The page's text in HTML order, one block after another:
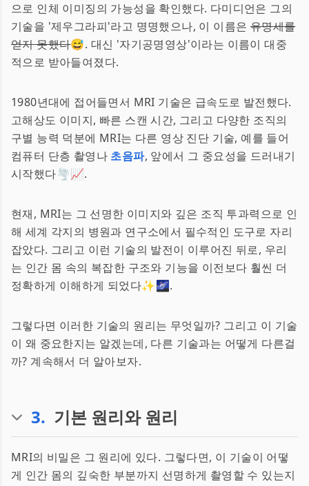
으로 인체 이미징의 가능성을 확인했다. 다미디언은 그의
기술을 '제우그라피'라고 명명했으나, 이 이름은유명세를
얻지 못했다😅. 대신 '자기공명영상'이라는 이름이 대중
적으로 받아들여졌다.
1980년대에 접어들면서 MRI 기술은 급속도로 발전했다.
고해상도 이미지, 빠른 스캔 시간, 그리고 다양한 조직의
구별 능력 덕분에 MRI는 다른 영상 진단 기술, 예를 들어
컴퓨터 단층 촬영나 초음파, 앞에서 그 중요성을 드러내기
시작했다🌪️📈.
현재, MRI는 그 선명한 이미지와 깊은 조직 투과력으로 인
해 세계 각지의 병원과 연구소에서 필수적인 도구로 자리
잡았다. 그리고 이런 기술의 발전이 이루어진 뒤로, 우리
는 인간 몸 속의 복잡한 구조와 기능을 이전보다 훨씬 더
정확하게 이해하게 되었다✨🌌.
그렇다면 이러한 기술의 원리는 무엇일까? 그리고 이 기술
이 왜 중요한지는 알겠는데, 다른 기술과는 어떻게 다른걸
까? 계속해서 더 알아보자.
3. 기본 원리와 원리
MRI의 비밀은 그 원리에 있다. 그렇다면, 이 기술이 어떻
게 인간 몸의 깊숙한 부분까지 선명하게 촬영할 수 있는지